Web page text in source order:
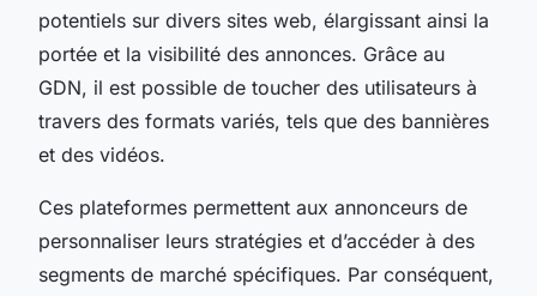
potentiels sur divers sites web, élargissant ainsi la
portée et la visibilité des annonces. Grâce au
GDN, il est possible de toucher des utilisateurs à
travers des formats variés, tels que des bannières
et des vidéos.
Ces plateformes permettent aux annonceurs de
personnaliser leurs stratégies et d’accéder à des
segments de marché spécifiques. Par conséquent,